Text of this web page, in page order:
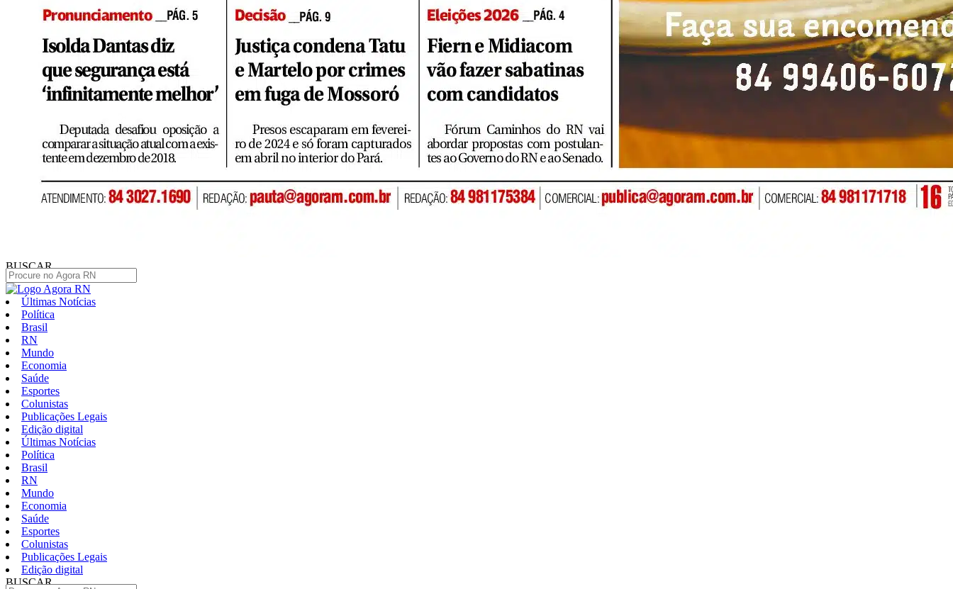
BUSCAR
Últimas Notícias
Política
Brasil
RN
Mundo
Economia
Saúde
Esportes
Colunistas
Publicações Legais
Edição digital
Últimas Notícias
Política
Brasil
RN
Mundo
Economia
Saúde
Esportes
Colunistas
Publicações Legais
Edição digital
BUSCAR